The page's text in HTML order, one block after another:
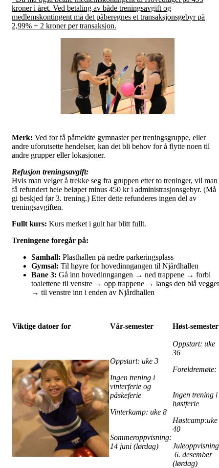
kroner i året. Ved betaling av både treningsavgift og
medlemskontingent må det påberegnes et transaksjonsgebyr på
2,99% + 2 kroner per transaksjon.
Merk: Ved for få påmeldte gymnaster per treningsgruppe, eller
andre uforutsette hendelser, kan det bli behov for å flytte noen til
andre grupper eller lokasjoner.
Refusjon treningsavgift:
Hvis man velger å trekke seg fra gruppen etter to treninger, vil man
få refundert hele beløpet minus 450 kr i administrasjonsgebyr. (Må
gi beskjed før 3. trening.) Etter dette refunderes ingen del av
treningsavgiften.
Fullt kurs: Kurs merket i gult har blitt fullt.
Treningene foregår på:
Samhall: Plasthallen på nedre parkeringsplass
Gymsal: Til høyre for hovedinngangen til Njårdhallen
Bane 3: Gå inn hovedinngangen → ned trappene → forbi
toalettene til venstre → opp trappene → langs den blå
→ til venstre inn i enden av Njårdhallen
Viktige datoer for Vår-semester Høst-semester
Oppstart: uke 3
Ingen trening i
vinterferie og
påskeferie
Vinterkamp: uke 8
Sommeroppvisning:
14 juni (lørdag)
Oppstart: uke
36
Ingen trening i
høstferie
Høstcamp:uke
40
6. desember
(lørdag)